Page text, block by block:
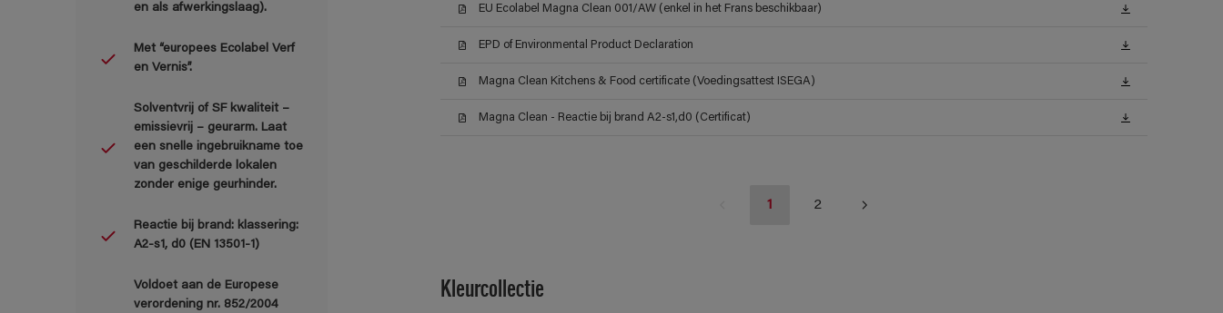
en als afwerkingslaag).
Met “europees Ecolabel Verf
en Vernis”.
Solventvrij of SF kwaliteit –
emissievrij – geurarm. Laat
een snelle ingebruikname toe
van geschilderde lokalen
zonder enige geurhinder.
Reactie bij brand: klassering:
A2-s1, d0 (EN 13501-1)
Voldoet aan de Europese
verordening nr. 852/2004
EU Ecolabel Magna Clean 001/AW (enkel in het Frans beschikbaar)
EPD of Environmental Product Declaration
Magna Clean Kitchens & Food certificate (Voedingsattest ISEGA)
Magna Clean - Reactie bij brand A2-s1,d0 (Certificat)
1 2
Kleurcollectie